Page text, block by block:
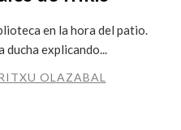
en la hora del patio.
explicando...
OLAZABAL